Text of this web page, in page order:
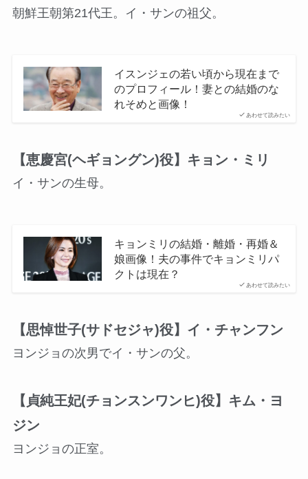
朝鮮王朝第21代王。イ・サンの祖父。
あわせて読みたい
イスンジェの若い頃から現在まで
のプロフィール！妻との結婚のな
れそめと画像！
【恵慶宮(ヘギョングン)役】キョン・ミリ
イ・サンの生母。
あわせて読みたい
キョンミリの結婚・離婚・再婚＆
娘画像！夫の事件でキョンミリパ
クトは現在？
【思悼世子(サドセジャ)役】イ・チャンフン
ヨンジョの次男でイ・サンの父。
【貞純王妃(チョンスンワンヒ)役】キム・ヨ
ジン
ヨンジョの正室。